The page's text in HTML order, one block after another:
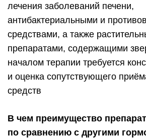
лечения заболеваний печени,
антибактериальными и
средствами, а также
препаратами, содержащими
началом терапии требуется
и оценка сопутствующего
средств
В чем преимущество
по сравнению с другими